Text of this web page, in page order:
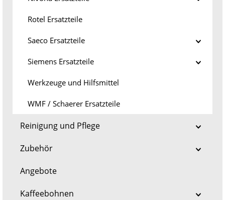
Rotel Ersatzteile
Saeco Ersatzteile
Siemens Ersatzteile
Werkzeuge und Hilfsmittel
WMF / Schaerer Ersatzteile
Reinigung und Pflege
Zubehör
Angebote
Kaffeebohnen